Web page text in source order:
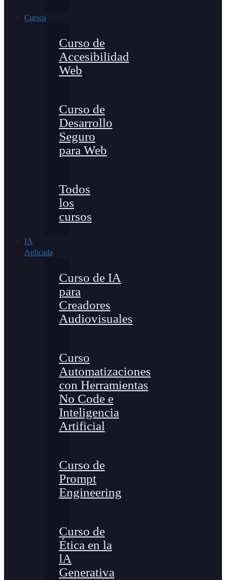
Cursos
Curso de
Accesibilidad
Web
Curso de
Desarrollo
Seguro
para Web
Todos
los
cursos
IA
Aplicada
Curso de IA
para
Creadores
Audiovisuales
Curso
Automatizaciones
con Herramientas
No Code e
Inteligencia
Artificial
Curso de
Prompt
Engineering
Curso de
Ética en la
lA
Generativa